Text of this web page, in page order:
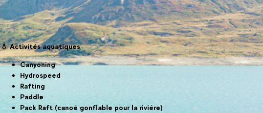
💧 Activités aquatiques
Canyoning
Hydrospeed
Rafting
Paddle
Pack Raft (canoé gonflable pour la riviére)